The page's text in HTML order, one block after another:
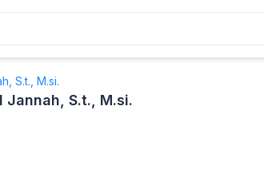
S.t., M.si.
Jannah, S.t., M.si.